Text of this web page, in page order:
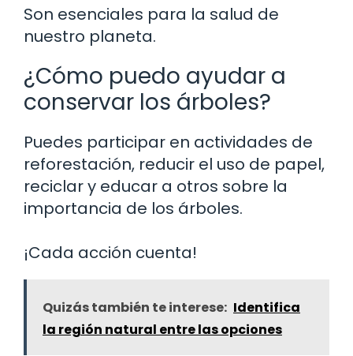
Son esenciales para la salud de
nuestro planeta.
¿Cómo puedo ayudar a
conservar los árboles?
Puedes participar en actividades de
reforestación, reducir el uso de papel,
reciclar y educar a otros sobre la
importancia de los árboles.
¡Cada acción cuenta!
Quizás también te interese: Identifica
la región natural entre las opciones